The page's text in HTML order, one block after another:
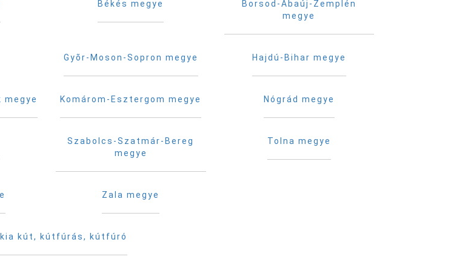
Békés megye
Borsod-Abaúj-Zemplén
megye
Gyõr-Moson-Sopron megye Hajdú-Bihar megye
megye Komárom-Esztergom megye Nógrád megye
Szabolcs-Szatmár-Bereg
megye
Tolna megye
Zala megye
kút, kútfúrás, kútfúró